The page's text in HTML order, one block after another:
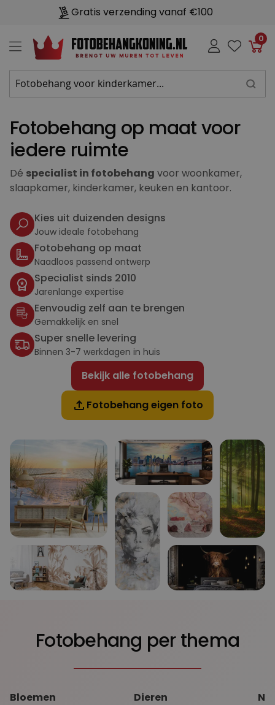
Gratis verzending vanaf €100
0
Fotobehang op maat voor
iedere ruimte
Dé specialist in fotobehang voor woonkamer,
slaapkamer, kinderkamer, keuken en kantoor.
Kies uit duizenden designs
Jouw ideale fotobehang
Fotobehang op maat
Naadloos passend ontwerp
Specialist sinds 2010
Jarenlange expertise
Eenvoudig zelf aan te brengen
Gemakkelijk en snel
Super snelle levering
Binnen 3-7 werkdagen in huis
Bekijk alle fotobehang
Fotobehang eigen foto
Fotobehang per thema
Bloemen
Dieren